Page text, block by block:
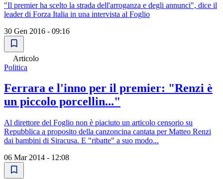
"Il premier ha scelto la strada dell'arroganza e degli annunci", dice il
leader di Forza Italia in una intervista al Foglio
30 Gen 2016 - 09:16
Articolo
Politica
Ferrara e l'inno per il premier: "Renzi è
un piccolo porcellin..."
Al direttore del Foglio non è piaciuto un articolo censorio su
Repubblica a proposito della canzoncina cantata per Matteo Renzi
dai bambini di Siracusa. E "ribatte" a suo modo...
06 Mar 2014 - 12:08